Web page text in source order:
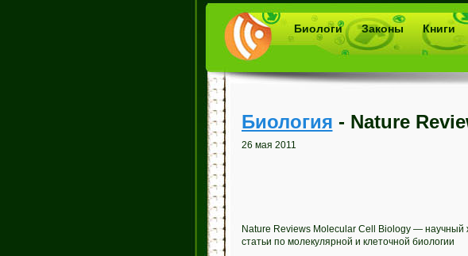
Биологи Законы Книги
Биология - Nature
26 мая 2011
Nature Reviews Molecular Cell Biology — научный
статьи по молекулярной и клеточной биологии